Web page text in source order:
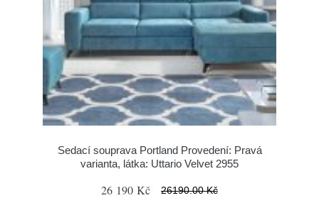
Sedací souprava Portland Provedení: Pravá
varianta, látka: Uttario Velvet 2955
26 190 Kč 26190.00 Kč